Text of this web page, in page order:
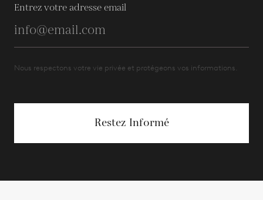
Entrez votre adresse email
Nous respectons votre vie privée et protégeons vos informations.
Restez Informé